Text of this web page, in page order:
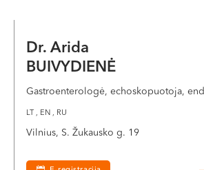
Dr. Arida
BUIVYDIENĖ
Gastroenterologė, echoskopuotoja,
LT , EN , RU
Vilnius, S. Žukausko g. 19